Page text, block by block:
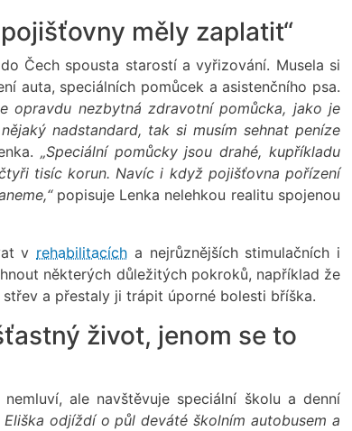
měly zaplatit“
Čech spousta starostí a vyřizování. Musela si
auta, speciálních pomůcek a asistenčního psa.
nezbytná zdravotní pomůcka, jako je
nadstandard, tak si musím sehnat peníze
„Speciální pomůcky jsou drahé, kupříkladu
tisíc korun. Navíc i když pojišťovna pořízení
popisuje Lenka nelehkou realitu spojenou
v rehabilitacích a nejrůznějších stimulačních i
některých důležitých pokroků, například že
a přestaly ji trápit úporné bolesti bříška.
život, jenom se to
ale navštěvuje speciální školu a denní
Eliška odjíždí o půl deváté školním autobusem a